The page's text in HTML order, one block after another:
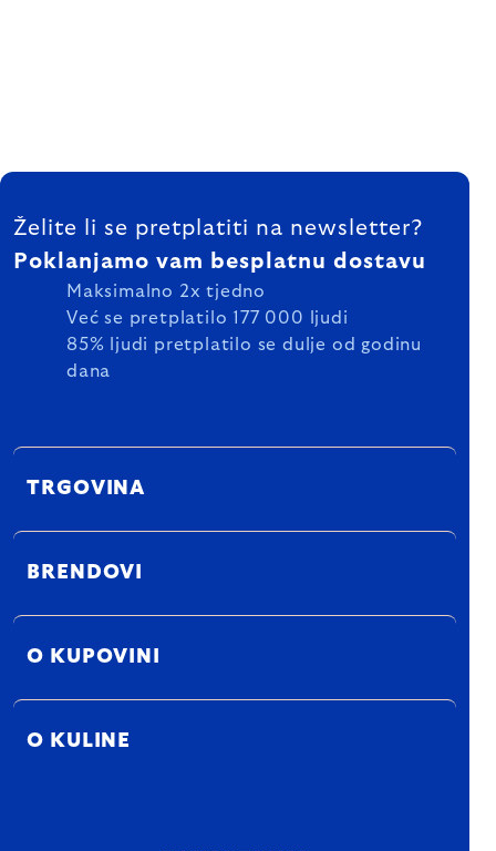
FOOTER
Želite li se pretplatiti na newsletter?
Poklanjamo vam besplatnu dostavu
Maksimalno 2x tjedno
Već se pretplatilo 177 000 ljudi
85% ljudi pretplatilo se dulje od godinu
dana
TRGOVINA
BRENDOVI
O KUPOVINI
O KULINE